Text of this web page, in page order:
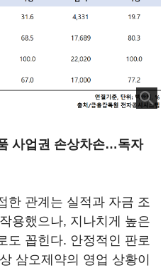
사업권 손상차손…독자
한 관계는 실적과 자금 조
용했으나, 지나치게 높은
도 꼽힌다. 안정적인 판로
삼오제약의 영업 상황이